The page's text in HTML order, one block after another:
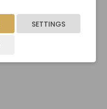
SETTINGS